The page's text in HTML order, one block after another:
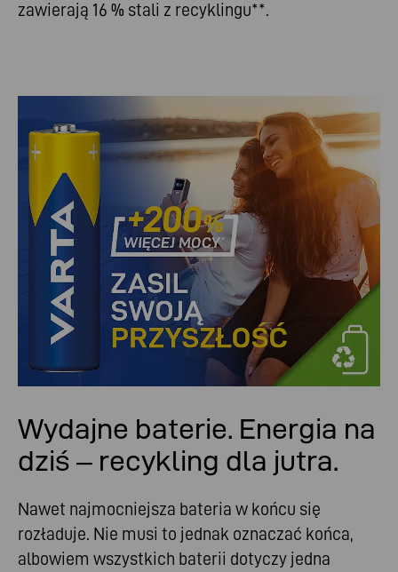
zawierają 16 % stali z recyklingu**.
Wydajne baterie. Energia na
dziś – recykling dla jutra.
Nawet najmocniejsza bateria w końcu się
rozładuje. Nie musi to jednak oznaczać końca,
albowiem wszystkich baterii dotyczy jedna